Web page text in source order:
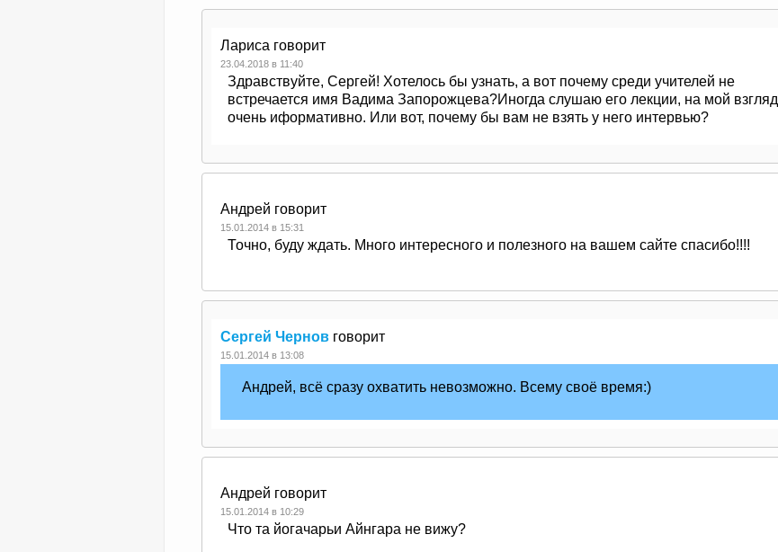
Лариса говорит
23.04.2018 в 11:40
Здравствуйте, Cергей! Хотелось бы узнать, а вот почему среди учителей не
встречается имя Вадима Запорожцева?Иногда слушаю его лекции, на мой взгляд
очень иформативно. Или вот, почему бы вам не взять у него интервью?
Андрей говорит
15.01.2014 в 15:31
Точно, буду ждать. Много интересного и полезного на вашем сайте спасибо!!!!
Сергей Чернов говорит
15.01.2014 в 13:08
Андрей, всё сразу охватить невозможно. Всему своё время:)
Андрей говорит
15.01.2014 в 10:29
Что та йогачарьи Айнгара не вижу?